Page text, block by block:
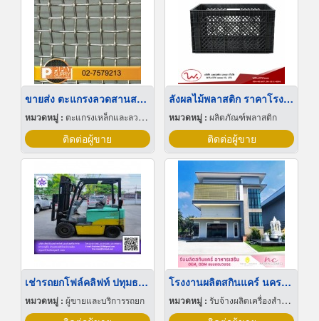
ขายส่ง ตะแกรงลวดสานสแตนเลส
หมวดหมู่ : ตะแกรงเหล็กและลวดตาข่าย
ติดต่อผู้ขาย
ลังผลไม้พลาสติก ราคาโรงงาน
หมวดหมู่ : ผลิตภัณฑ์พลาสติก
ติดต่อผู้ขาย
เช่ารถยกโฟล์คลิฟท์ ปทุมธานี
หมวดหมู่ : ผู้ขายและบริการรถยก
โรงงานผลิตสกินแคร์ นครปฐม
หมวดหมู่ : รับจ้างผลิตเครื่องสำอาง